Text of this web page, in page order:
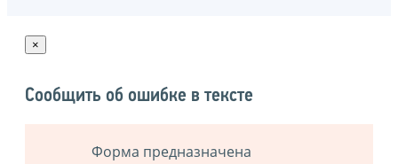
×
Сообщить об ошибке в тексте
Форма предназначена